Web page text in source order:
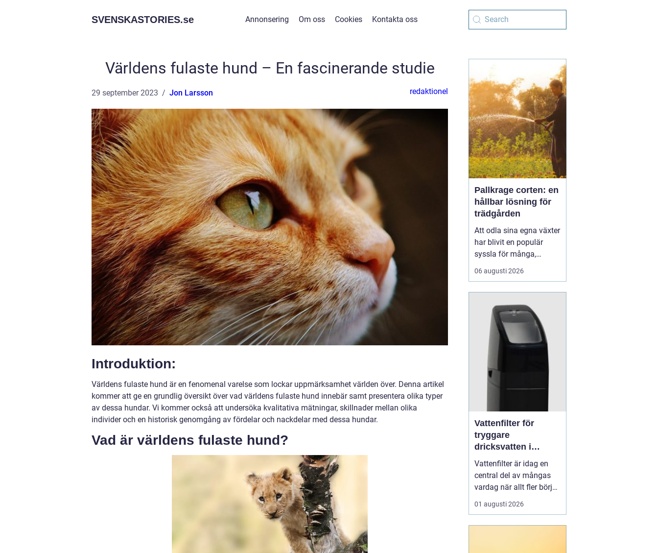
SVENSKASTORIES.se Annonsering Om oss Cookies Kontakta oss
Världens fulaste hund – En fascinerande studie
29 september 2023 Jon Larsson redaktionel
Introduktion:
Världens fulaste hund är en fenomenal varelse som lockar uppmärksamhet världen över. Denna artikel
kommer att ge en grundlig översikt över vad världens fulaste hund innebär samt presentera olika typer
av dessa hundar. Vi kommer också att undersöka kvalitativa mätningar, skillnader mellan olika
individer och en historisk genomgång av fördelar och nackdelar med dessa hundar.
Vad är världens fulaste hund?
Pallkrage corten: en
hållbar lösning för
trädgården
Att odla sina egna växter
har blivit en populär
syssla för många,
oavsett om det handlar
om att ha en prunkande
balkongträdgård i stan.
En av de mest effektiva
och este...
06 augusti 2026
Vattenfilter för
tryggare
dricksvatten i
vardagen
Vattenfilter är idag en
central del av mångas
vardag när allt fler börjar
fundera på kvaliteten på
vattnet som kommer ur
01 augusti 2026